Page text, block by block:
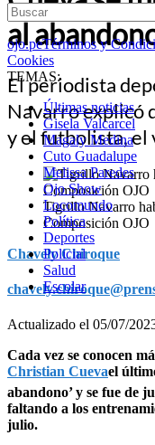
ojo.peTérminos y
Cookies
TEMAS:
Últimas noticias
Gisela Valcarcel
Magaly Medina
Cuto Guadalupe
Melissa Paredes
Ojo Show
Locomundo
Política
Deportes
Policial
Salud
Escolar
al
El periodista
Navarro explicó
y el futbolista, el
Tigrillo Navarro
Composición OJO
Chavely Chiroque
Actualizado el 05/07/
Cada vez se conocen
Christian Cuevael
abandono’ y se fue de
faltando a los
julio.